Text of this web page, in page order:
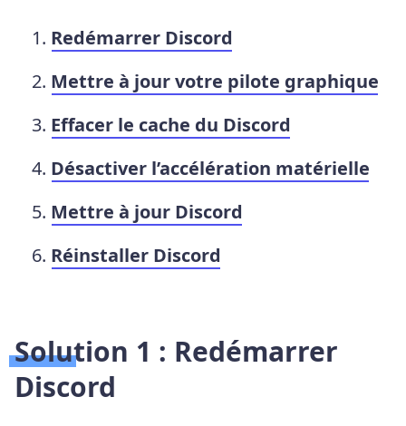
Redémarrer Discord
Mettre à jour votre pilote graphique
Effacer le cache du Discord
Désactiver l’accélération matérielle
Mettre à jour Discord
Réinstaller Discord
Solution 1 : Redémarrer
Discord